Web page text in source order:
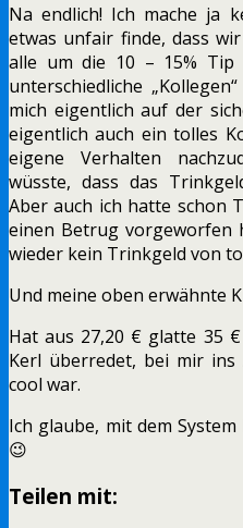
Na endlich! Ich mache ja
etwas unfair finde, dass
alle um die 10 – 15% Tip
unterschiedliche
mich eigentlich auf der
eigentlich auch ein tolles
eigene Verhalten
wüsste, dass das
Aber auch ich hatte schon
einen Betrug vorgeworfen
wieder kein Trinkgeld von
Und meine oben erwähnte
Hat aus 27,20 € glatte 35
Kerl überredet, bei mir
cool war.
Ich glaube, mit dem
😉
Teilen mit: